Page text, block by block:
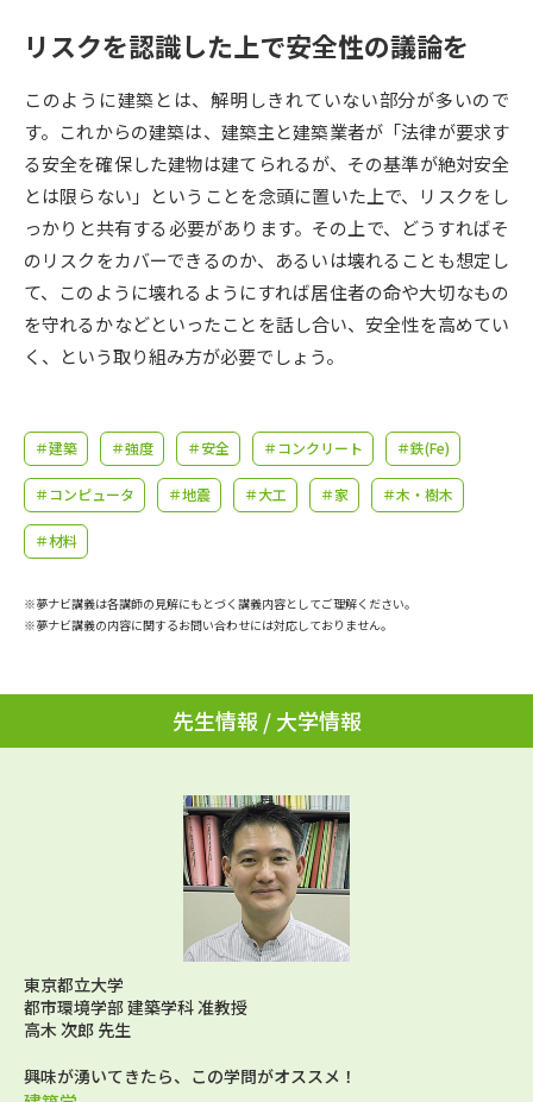
受験準備 資料検索
志望校・出願校を調べる
併願校選び 受験スケジュールを立てよう
先輩が入学を決めた理由 テレメール全国一斉進学調査
新生活お役立ちガイド
大学で学びたい学問発見
ユーザーサポート
受付内容・発送状況の確認
個人情報取扱規定
テレメール進学カタログ
リスクを認識した上で安全性の議論を
このように建築とは、解明しきれていない部分が多いので
す。これからの建築は、建築主と建築業者が「法律が要求す
る安全を確保した建物は建てられるが、その基準が絶対安全
とは限らない」ということを念頭に置いた上で、リスクをし
っかりと共有する必要があります。その上で、どうすればそ
のリスクをカバーできるのか、あるいは壊れることも想定し
て、このように壊れるようにすれば居住者の命や大切なもの
を守れるかなどといったことを話し合い、安全性を高めてい
く、という取り組み方が必要でしょう。
＃建築 ＃強度 ＃安全 ＃コンクリート ＃鉄(Fe)
＃コンピュータ ＃地震 ＃大工 ＃家 ＃木・樹木
＃材料
※夢ナビ講義は各講師の見解にもとづく講義内容としてご理解ください。
※夢ナビ講義の内容に関するお問い合わせには対応しておりません。
先生情報 / 大学情報
東京都立大学
都市環境学部 建築学科 准教授
高木 次郎 先生
興味が湧いてきたら、この学問がオススメ！